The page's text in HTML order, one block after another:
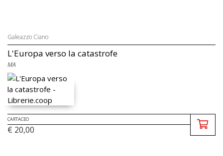
Galeazzo Ciano
L'Europa verso la catastrofe
MA
CARTACEO
€ 20,00